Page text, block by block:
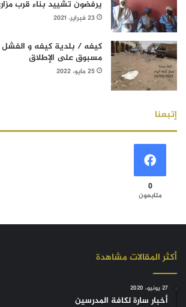
يرفضون تشييد بناء قرب
23 فبراير، 2021
كيفه / بلدية كيفه و الفشل
مسبوق على الإطلاق
25 مايو، 2022
إتبعنا
0
متابعون
أكثر المقالات مشاهدة
27 يونيو، 2020
أخبار سارة لكافة المدرسين